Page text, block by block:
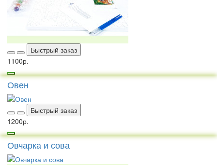
Быстрый заказ
1100р.
Овен
Быстрый заказ
1200р.
Овчарка и сова